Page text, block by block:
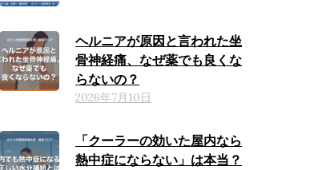
ヘルニアが原因と言われた坐
骨神経痛、なぜ薬でも良くな
らないの？
2026年7月10日
「クーラーの効いた屋内なら
熱中症にならない」は本当？